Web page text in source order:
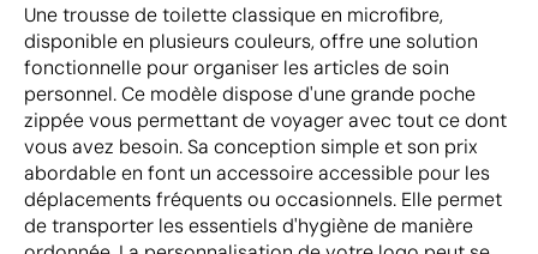
Une trousse de toilette classique en microfibre,
disponible en plusieurs couleurs, offre une solution
fonctionnelle pour organiser les articles de soin
personnel. Ce modèle dispose d'une grande poche
zippée vous permettant de voyager avec tout ce dont
vous avez besoin. Sa conception simple et son prix
abordable en font un accessoire accessible pour les
déplacements fréquents ou occasionnels. Elle permet
de transporter les essentiels d'hygiène de manière